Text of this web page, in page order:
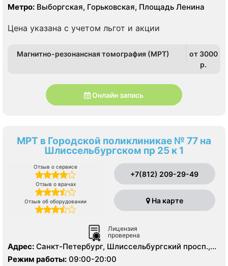
Метро: Выборгская, Горьковская, Площадь Ленина
Цена указана с учетом льгот и акции
Магнитно-резонансная томография (МРТ)
от 3000
p.
Онлайн запись
МРТ в Городской поликлиникае № 77 на
Шлиссельбургском пр 25 к 1
Отзыв о сервисе
Отзыв о врачах
Отзыв об оборудовании
+7(812) 209-29-49
На карте
Лицензия
проверена
Адрес: Санкт-Петербург, Шлиссельбургский просп.,
25, корп. 1
Режим работы: 09:00-20:00